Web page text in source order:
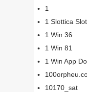
1
1 Slottica
1 Win 36
1 Win 81
1 Win App
10170_sat